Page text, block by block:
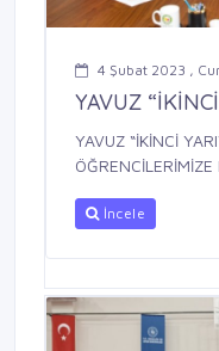
4 Şubat 2023 ,
YAVUZ
YAVUZ “İKİNCİ
İncele